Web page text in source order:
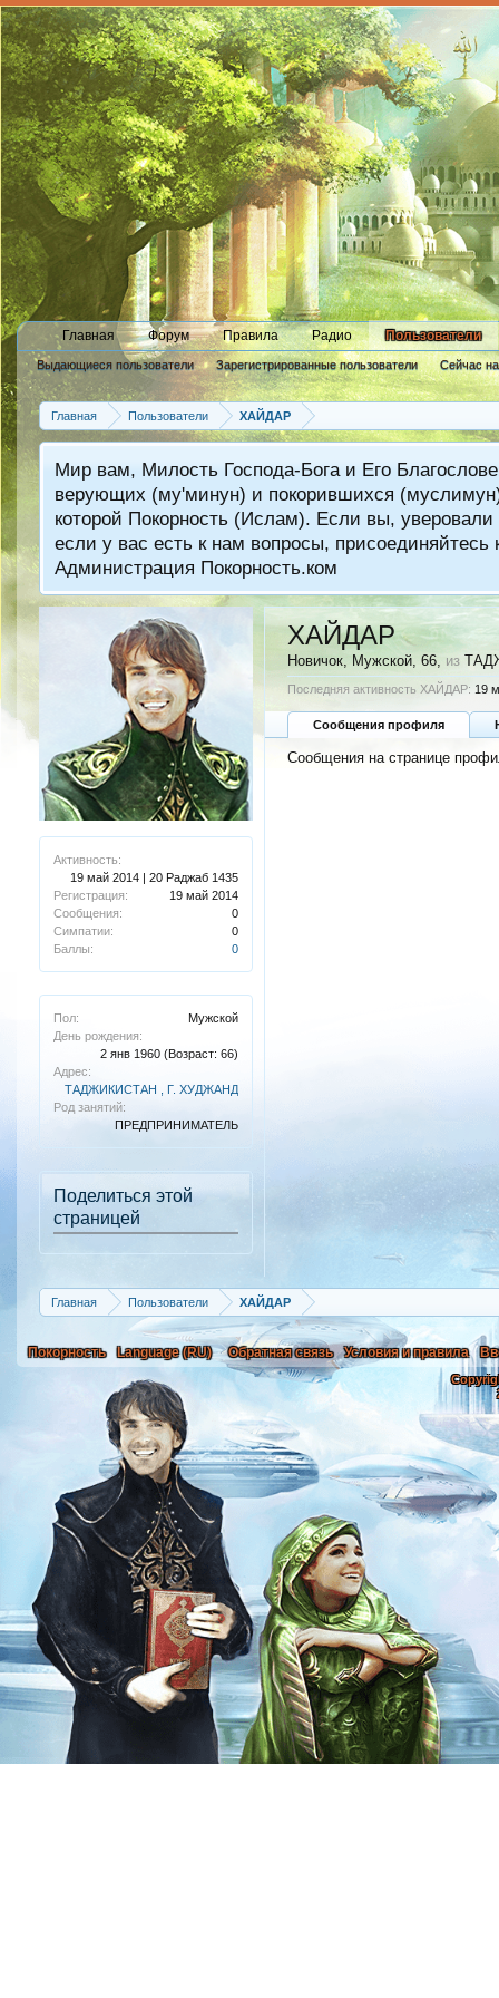
Главная Форум Правила Радио Пользователи
Выдающиеся пользователи Зарегистрированные пользователи Сейчас
Новые сообщения профиля
Главная
Пользователи ХАЙДАР
Мир вам, Милость Господа-Бога и Его
верующих (му'минун) и покорившихся
которой Покорность (Ислам). Если вы,
если у вас есть к нам вопросы,
Администрация Покорность.ком
Активность:
19 май 2014 | 20 Раджаб 1435
Регистрация:
19 май 2014
Сообщения:
0
Симпатии:
0
Баллы:
0
Пол:
Мужской
День рождения:
2 янв 1960 (Возраст: 66)
Адрес:
ТАДЖИКИСТАН , Г. ХУДЖАНД
Род занятий:
ПРЕДПРИНИМАТЕЛЬ
Поделиться этой
страницей
ХАЙДАР
Новичок , Мужской, 66, из
Последняя активность ХАЙДАР: 19
Сообщения профиля
Сообщения на странице
Главная Пользователи ХАЙДАР
Покорность Language (RU) Обратная связь Условия и правила